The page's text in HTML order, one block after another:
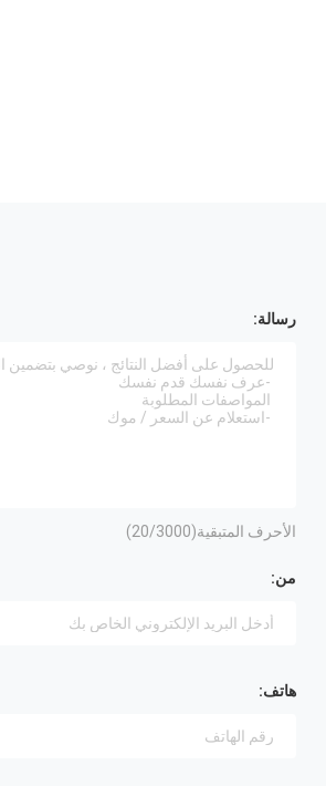
رسالة:
الأحرف المتبقية( 20/3000)
من:
هاتف: